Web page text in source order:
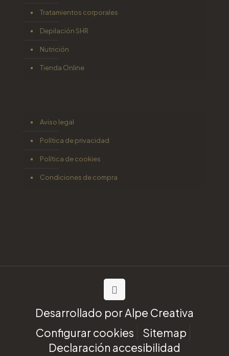
Tratamientos corporales
Depilación SHR
Nutrición
Tienda Online
Aviso legal
Política de privacidad
Política de cookies
Condiciones de compra
Desarrollado porAlpe Creativa
Configurar cookies
Sitemap
Declaración accesibilidad